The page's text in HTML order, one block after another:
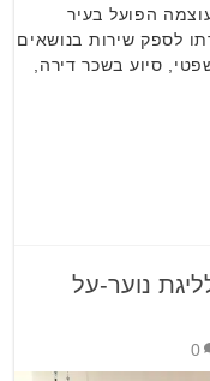
הפועל בעיר
לספק שירות בנושאים
סיוע בשכר דירה,
נוער-על
0